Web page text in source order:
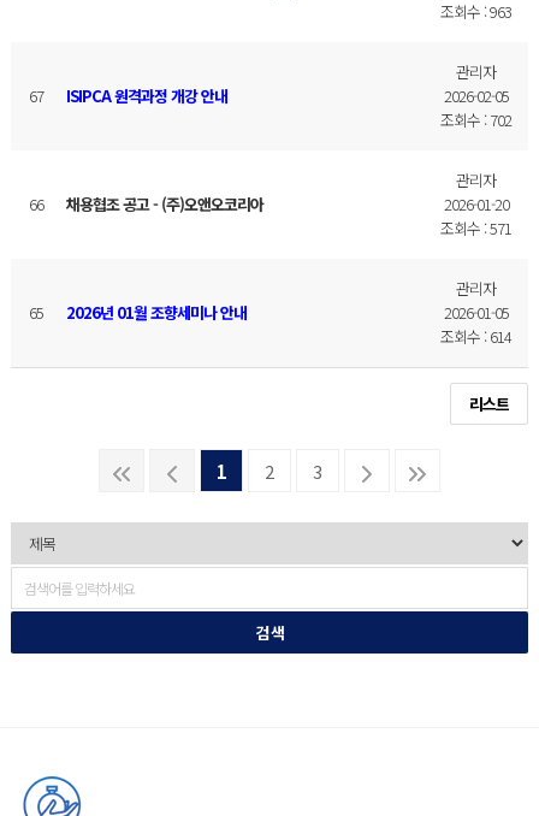
조회수 : 963
67 ISIPCA 원격과정 개강 안내
관리자
2026-02-05
조회수 : 702
66 채용협조 공고 - (주)오앤오코리아
관리자
2026-01-20
조회수 : 571
65 2026년 01월 조향세미나 안내
관리자
2026-01-05
조회수 : 614
리스트
1 2 3
검 색